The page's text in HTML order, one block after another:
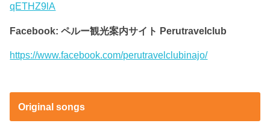
qETHZ9lA
Facebook: ペルー観光案内サイト Perutravelclub
https://www.facebook.com/perutravelclubinajo/
Original songs